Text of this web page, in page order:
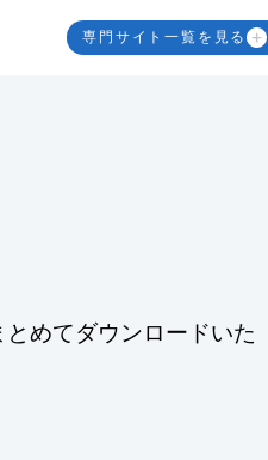
専門サイト一覧を見る
めてダウンロードいた